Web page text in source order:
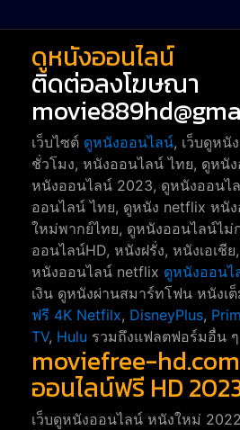
ดูหนังออนไลน์
ติดต่อลงโฆษณา
เว็บไซต์ ดูหนังออนไลน์, เว็บดูหนั
ชั่วโมง, หนังออนไลน์ ไทย, ดูหนั
หนังออนไลน์ 2023, ดูหนังออนไ
ออนไลน์ ไทย, ดูหนัง netflix หนั
ใหม่พากย์ไทย, ดูหนังออนไลน์ไม่
ออนไลน์HD, หนังฝรั่ง, หนังเอเชี
หนังออนไลน์ netflix ดูหนังออนไ
เงิน ดูหนังผ่านสมาร์ทโฟน หนังเต็
ฟรี 4K Netfilx, DisneyPlus,
TV, Hulu รวมถึงแฟลตฟอร์มอื่น ๆ
moviefree-
ออนไลน์ฟรี HD
เว็บดูหนังออนไลน์ หนังใหม่